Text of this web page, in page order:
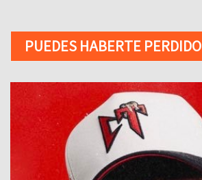
PUEDES HABERTE PERDIDO